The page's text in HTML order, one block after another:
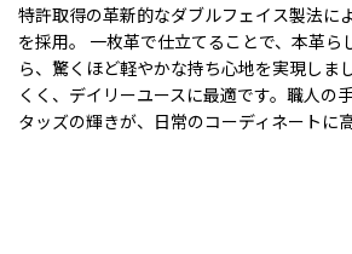
特許取得の革新的なダブルフェイス製法に
を採用。 一枚革で仕立てることで、本革ら
ら、驚くほど軽やかな持ち心地を実現しま
くく、デイリーユースに最適です。職人の
タッズの輝きが、日常のコーディネートに